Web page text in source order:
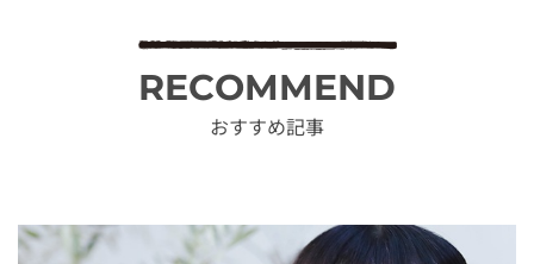
RECOMMEND
おすすめ記事